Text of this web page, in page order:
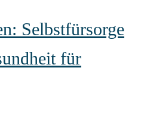
Selbstfürsorge
für